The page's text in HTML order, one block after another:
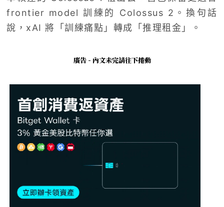
frontier model 訓練的 Colossus 2。換句話
說，xAI 將「訓練痛點」轉成「推理租金」。
廣告 - 內文未完請往下捲動